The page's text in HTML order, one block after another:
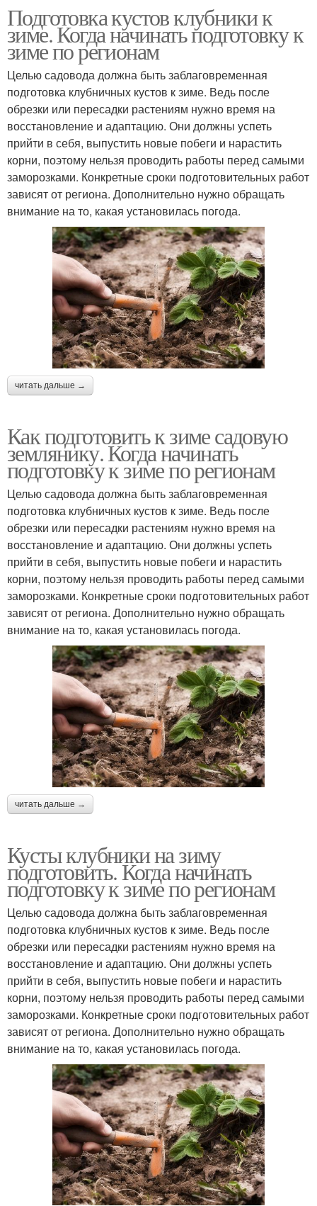
Подготовка кустов клубники к
зиме. Когда начинать подготовку к
зиме по регионам
Целью садовода должна быть заблаговременная
подготовка клубничных кустов к зиме. Ведь после
обрезки или пересадки растениям нужно время на
восстановление и адаптацию. Они должны успеть
прийти в себя, выпустить новые побеги и нарастить
корни, поэтому нельзя проводить работы перед самыми
заморозками. Конкретные сроки подготовительных работ
зависят от региона. Дополнительно нужно обращать
внимание на то, какая установилась погода.
читать дальше →
Как подготовить к зиме садовую
землянику. Когда начинать
подготовку к зиме по регионам
Целью садовода должна быть заблаговременная
подготовка клубничных кустов к зиме. Ведь после
обрезки или пересадки растениям нужно время на
восстановление и адаптацию. Они должны успеть
прийти в себя, выпустить новые побеги и нарастить
корни, поэтому нельзя проводить работы перед самыми
заморозками. Конкретные сроки подготовительных работ
зависят от региона. Дополнительно нужно обращать
внимание на то, какая установилась погода.
читать дальше →
Кусты клубники на зиму
подготовить. Когда начинать
подготовку к зиме по регионам
Целью садовода должна быть заблаговременная
подготовка клубничных кустов к зиме. Ведь после
обрезки или пересадки растениям нужно время на
восстановление и адаптацию. Они должны успеть
прийти в себя, выпустить новые побеги и нарастить
корни, поэтому нельзя проводить работы перед самыми
заморозками. Конкретные сроки подготовительных работ
зависят от региона. Дополнительно нужно обращать
внимание на то, какая установилась погода.